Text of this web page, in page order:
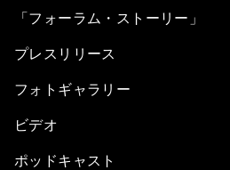
「フォーラム・ストーリー」
プレスリリース
フォトギャラリー
ビデオ
ポッドキャスト